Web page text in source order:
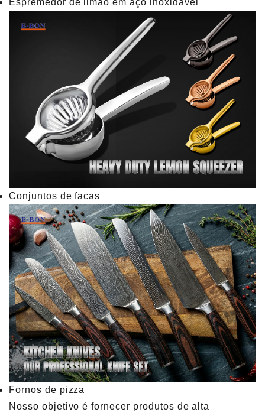
Espremedor de limão em aço inoxidável
Conjuntos de facas
Fornos de pizza
Nosso objetivo é fornecer produtos de alta